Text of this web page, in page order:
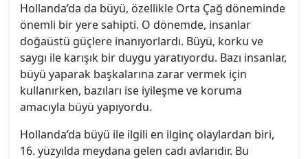
Hollanda’da da büyü, özellikle Orta Çağ döneminde
önemli bir yere sahipti. O dönemde, insanlar
doğaüstü güçlere inanıyorlardı. Büyü, korku ve
saygı ile karışık bir duygu yaratıyordu. Bazı insanlar,
büyü yaparak başkalarına zarar vermek için
kullanırken, bazıları ise iyileşme ve koruma
amacıyla büyü yapıyordu.
Hollanda’da büyü ile ilgili en ilginç olaylardan biri,
16. yüzyılda meydana gelen cadı avlarıdır. Bu